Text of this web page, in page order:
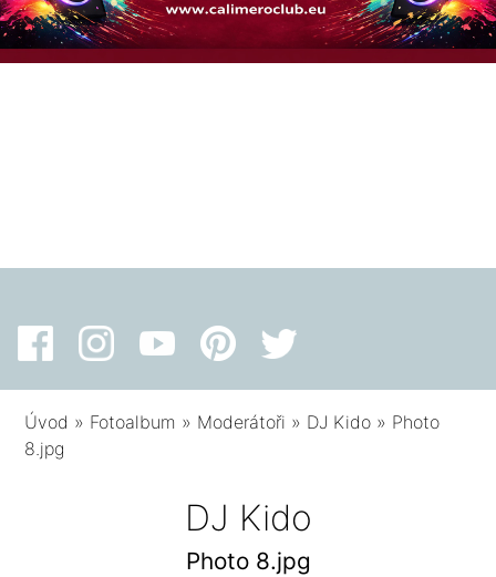
Úvod » Fotoalbum » Moderátoři » DJ Kido » Photo
8.jpg
DJ Kido
Photo 8.jpg